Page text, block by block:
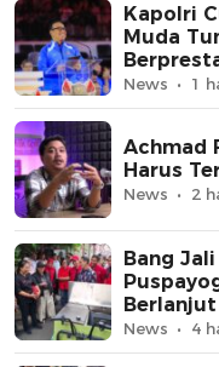
Kapolri
Muda
News 1
Achmad
Harus
News 2
Bang
Berlanjut
News 4